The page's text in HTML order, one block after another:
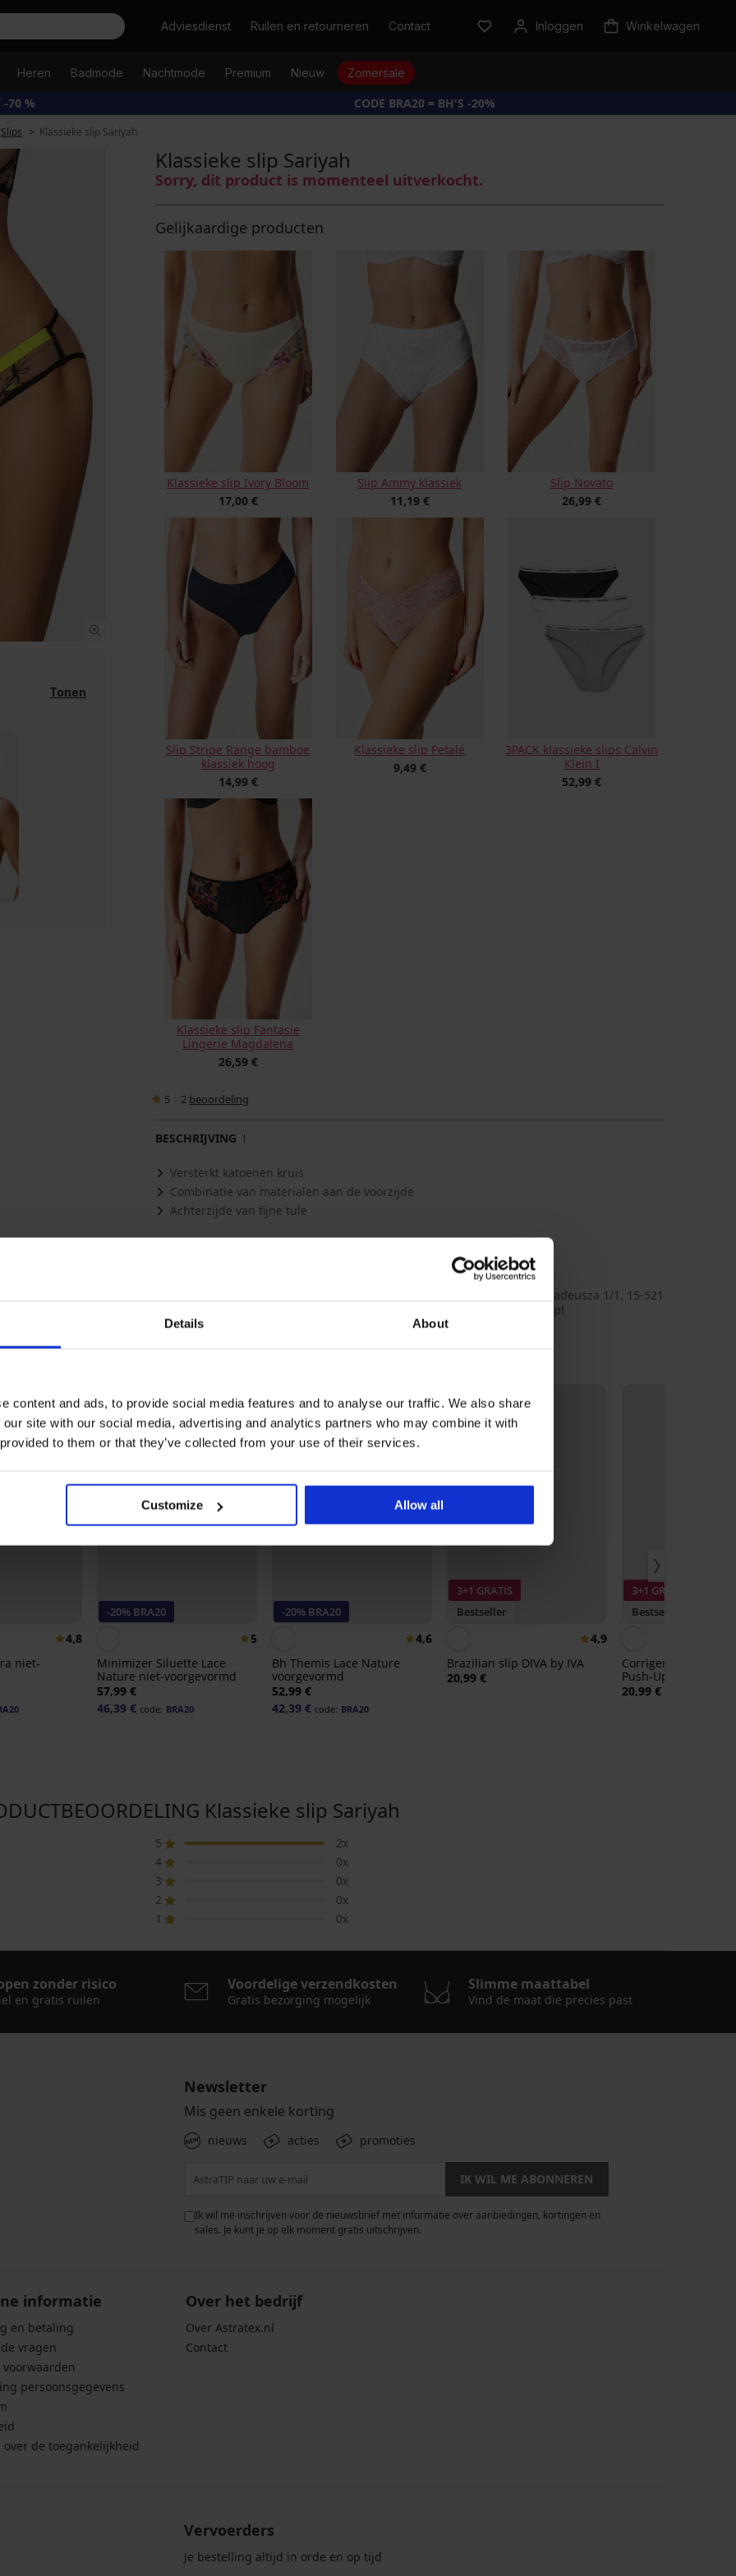
Details About
content and ads, to provide social media features and to analyse our traffic. We also share
site with our social media, advertising and analytics partners who may combine it with
to them or that they’ve collected from your use of their services.
Customize Allow all
ZoekenAdviesdienst Ruilen en retourneren Contact Inloggen Winkelwagen
Heren Badmode Nachtmode Premium Nieuw Zomersale
-70 % CODE BRA20 = BH'S -20%
Slips Klassieke slip Sariyah
Tonen
Klassieke slip Sariyah
Sorry, dit product is momenteel uitverkocht.
Gelijkaardige producten
Klassieke slip Ivory Bloom
17,00 €
Slip Ammy klassiek
11,19 €
Slip Novato
26,99 €
Slip Stripe Range bamboe
klassiek hoog
14,99 €
Klassieke slip Petalé
9,49 €
3PACK klassieke slips Calvin
Klein I
52,99 €
Klassieke slip Fantasie
Lingerie Magdalena
26,59 €
5 2 beoordeling
BESCHRIJVING
Versterkt katoenen kruis
Combinatie van materialen aan de voorzijde
Achterzijde van fijne tule
AXAMI Sp. Z o.o. Sp. k., adres: ul. Pana Tadeusza 1/1, 15-521
Białystok, Poland, e-mail: axami@axami.pl
4,8
niet-
-20% BRA20
5
Minimizer Siluette Lace
Nature niet-voorgevormd
57,99 €
46,39 € code: BRA20
-20% BRA20
4,6
Bh Themis Lace Nature
voorgevormd
52,99 €
42,39 € code: BRA20
3+1 GRATIS
Bestseller
4,9
Brazilian slip DIVA by IVA
20,99 €
3+1 GRATIS
Bestseller
Corrigerende slip
Push-Up met hoge
20,99 €
Klassieke slip Sariyah
5
2x
4
0x
3
0x
2
0x
1
0x
zonder risico
en gratis ruilen
Voordelige verzendkosten
Gratis bezorging mogelijk
Slimme maattabel
Vind de maat die precies past
Newsletter
Mis geen enkele korting
nieuws acties promoties
IK WIL ME ABONNEREN
Ik wil me inschrijven voor de nieuwsbrief met informatie over aanbiedingen, kortingen en
sales. Je kunt je op elk moment gratis uitschrijven.
informatie
en betaling
vragen
persoonsgegevens
over de toegankelijkheid
Over het bedrijf
Over Astratex.nl
Contact
Vervoerders
Je bestelling altijd in orde en op tijd